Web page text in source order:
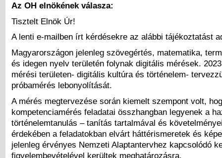
Az OH elnökének válasza:
Tisztelt Elnök Úr!
A lenti e-mailben írt kérdésekre az alábbi tájékoztatást
Magyarországon jelenleg szövegértés, matematika,
és idegen nyelv területén folynak digitális mérések.
mérési területen- digitális kultúra és történelem-
próbamérés lebonyolítását.
A mérés megtervezése során kiemelt szempont volt,
kompetenciamérés feladatai összhangban legyenek a
történelemtanulás – tanítás tartalmával és
érdekében a feladatokban elvárt háttérismeretek és
jelenleg érvényes Nemzeti Alaptantervhez kapcsolódó
figyelembevételével kerültek meghatározásra.